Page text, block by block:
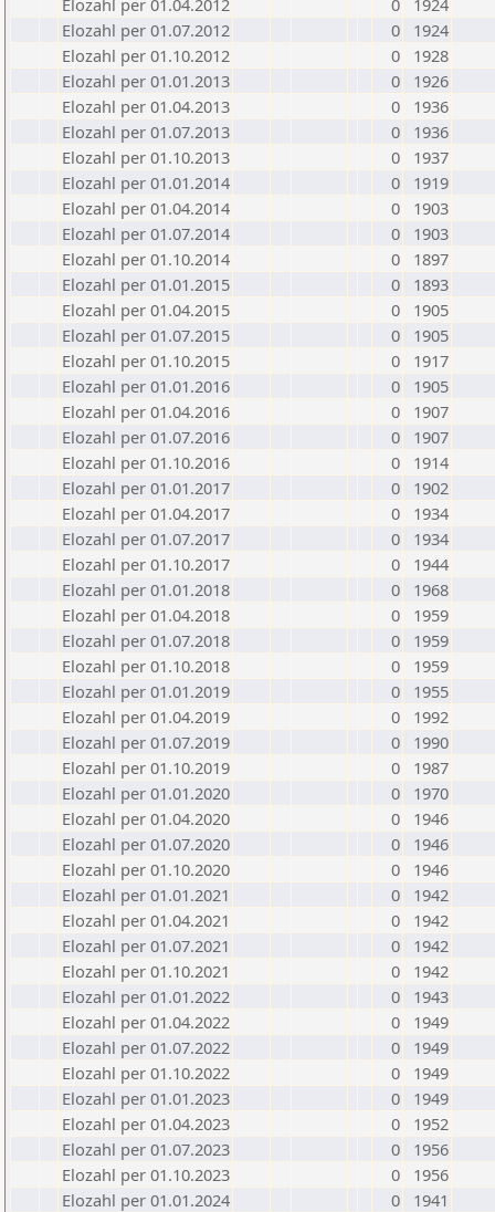
Elozahl per 01.04.2012
0
1924
Elozahl per 01.07.2012
0
1924
Elozahl per 01.10.2012
0
1928
Elozahl per 01.01.2013
0
1926
Elozahl per 01.04.2013
0
1936
Elozahl per 01.07.2013
0
1936
Elozahl per 01.10.2013
0
1937
Elozahl per 01.01.2014
0
1919
Elozahl per 01.04.2014
0
1903
Elozahl per 01.07.2014
0
1903
Elozahl per 01.10.2014
0
1897
Elozahl per 01.01.2015
0
1893
Elozahl per 01.04.2015
0
1905
Elozahl per 01.07.2015
0
1905
Elozahl per 01.10.2015
0
1917
Elozahl per 01.01.2016
0
1905
Elozahl per 01.04.2016
0
1907
Elozahl per 01.07.2016
0
1907
Elozahl per 01.10.2016
0
1914
Elozahl per 01.01.2017
0
1902
Elozahl per 01.04.2017
0
1934
Elozahl per 01.07.2017
0
1934
Elozahl per 01.10.2017
0
1944
Elozahl per 01.01.2018
0
1968
Elozahl per 01.04.2018
0
1959
Elozahl per 01.07.2018
0
1959
Elozahl per 01.10.2018
0
1959
Elozahl per 01.01.2019
0
1955
Elozahl per 01.04.2019
0
1992
Elozahl per 01.07.2019
0
1990
Elozahl per 01.10.2019
0
1987
Elozahl per 01.01.2020
0
1970
Elozahl per 01.04.2020
0
1946
Elozahl per 01.07.2020
0
1946
Elozahl per 01.10.2020
0
1946
Elozahl per 01.01.2021
0
1942
Elozahl per 01.04.2021
0
1942
Elozahl per 01.07.2021
0
1942
Elozahl per 01.10.2021
0
1942
Elozahl per 01.01.2022
0
1943
Elozahl per 01.04.2022
0
1949
Elozahl per 01.07.2022
0
1949
Elozahl per 01.10.2022
0
1949
Elozahl per 01.01.2023
0
1949
Elozahl per 01.04.2023
0
1952
Elozahl per 01.07.2023
0
1956
Elozahl per 01.10.2023
0
1956
Elozahl per 01.01.2024
0
1941